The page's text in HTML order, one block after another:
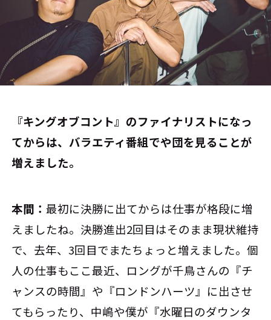
――『キングオブコント』のファイナリストになっ
てからは、バラエティ番組でや団を見ることが
増えました。
本間：最初に決勝に出てからは仕事が格段に増
えましたね。決勝進出2回目はそのまま現状維持
で、去年、3回目でまたちょっと増えました。個
人の仕事もここ最近、ロングが千鳥さんの『チ
ャンスの時間』や『ロンドンハーツ』に出させ
てもらったり、中嶋や僕が『水曜日のダウンタ